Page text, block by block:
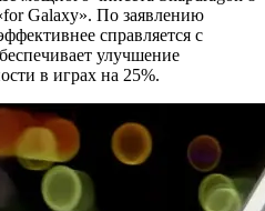
Galaxy». По заявлению
справляется с
улучшение
в играх на 25%.